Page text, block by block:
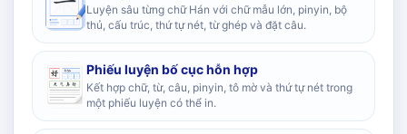
Luyện sâu từng chữ Hán với chữ mẫu lớn, pinyin, bộ
thủ, cấu trúc, thứ tự nét, từ ghép và đặt câu.
Phiếu luyện bố cục hỗn hợp
Kết hợp chữ, từ, câu, pinyin, tô mờ và thứ tự nét trong
một phiếu luyện có thể in.